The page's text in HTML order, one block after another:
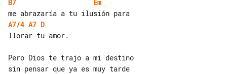
B7
Em
A7/4 A7 D
llorar tu amor.
Pero Dios te trajo a mi destino
sin pensar que ya es muy tarde